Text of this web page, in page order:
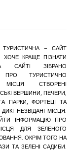
ТУРИСТИЧНА – САЙТ
ХОЧЕ КРАЩЕ ПІЗНАТИ
САЙТІ ЗІБРАНО
ПРО ТУРИСТИЧНО
МІСЦЯ СТВОРЕНІ
ВЕРШИНИ, ПЕЧЕРИ,
ПАРКИ, ФОРТЕЦІ ТА
НЕЗВІДАНІ МІСЦЯ.
ІНФОРМАЦІЮ ПРО
ДЛЯ ЗЕЛЕНОГО
ОКРІМ ТОГО НА
ТА ЗЕЛЕНІ САДИБИ.